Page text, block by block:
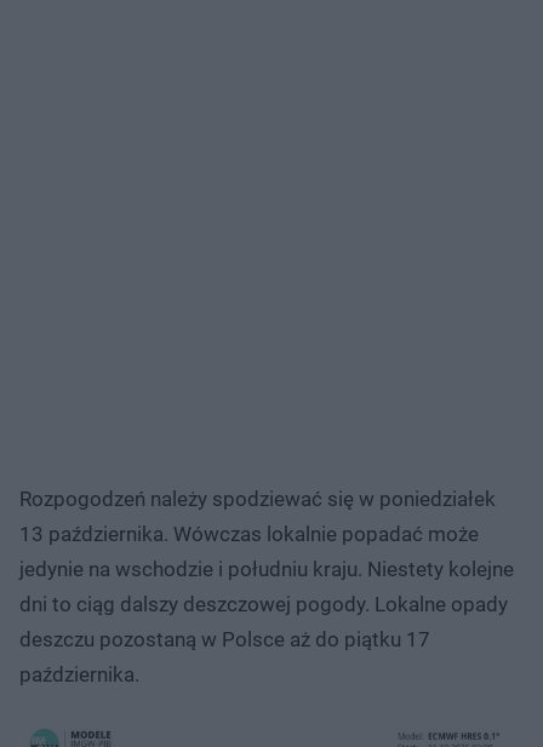
Rozpogodzeń należy spodziewać się w poniedziałek
13 października. Wówczas lokalnie popadać może
jedynie na wschodzie i południu kraju. Niestety kolejne
dni to ciąg dalszy deszczowej pogody. Lokalne opady
deszczu pozostaną w Polsce aż do piątku 17
października.